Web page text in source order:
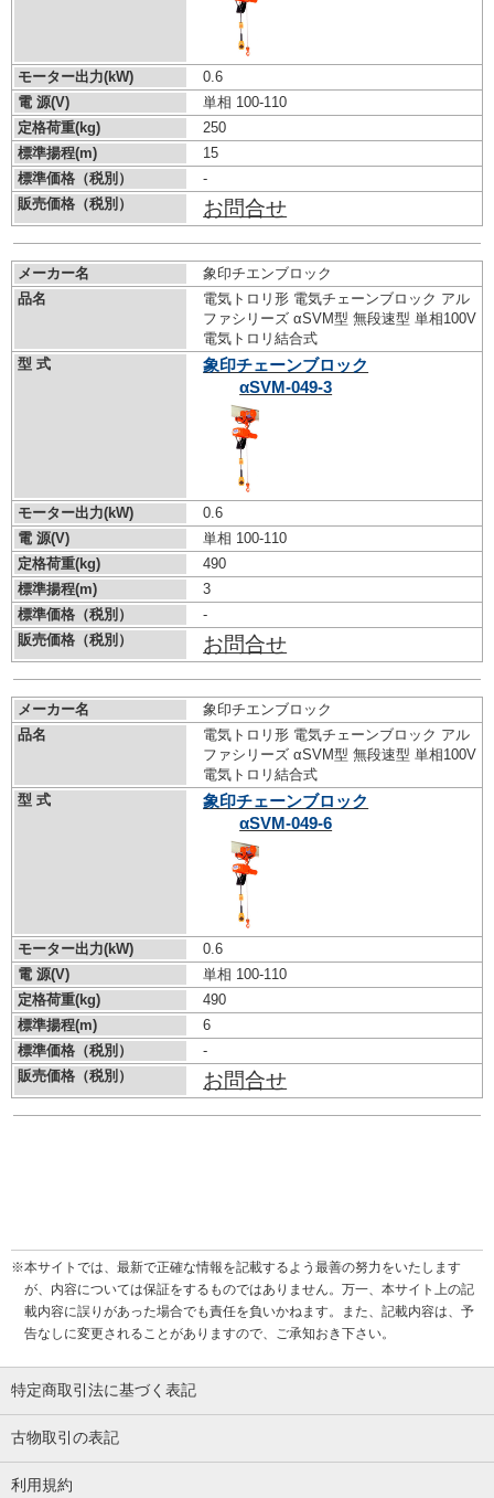
モーター出力(kW)
0.6
電 源(V)
単相 100-110
定格荷重(kg)
250
標準揚程(m)
15
標準価格（税別）
-
販売価格（税別）
お問合せ
メーカー名
象印チエンブロック
品名
電気トロリ形 電気チェーンブロック アル
ファシリーズ αSVM型 無段速型 単相100V
電気トロリ結合式
型 式
象印チェーンブロック
αSVM-049-3
モーター出力(kW)
0.6
電 源(V)
単相 100-110
定格荷重(kg)
490
標準揚程(m)
3
標準価格（税別）
-
販売価格（税別）
お問合せ
メーカー名
象印チエンブロック
品名
電気トロリ形 電気チェーンブロック アル
ファシリーズ αSVM型 無段速型 単相100V
電気トロリ結合式
型 式
象印チェーンブロック
αSVM-049-6
モーター出力(kW)
0.6
電 源(V)
単相 100-110
定格荷重(kg)
490
標準揚程(m)
6
標準価格（税別）
-
販売価格（税別）
お問合せ
※本サイトでは、最新で正確な情報を記載するよう最善の努力をいたします
が、内容については保証をするものではありません。万一、本サイト上の記
載内容に誤りがあった場合でも責任を負いかねます。また、記載内容は、予
告なしに変更されることがありますので、ご承知おき下さい。
特定商取引法に基づく表記
古物取引の表記
利用規約